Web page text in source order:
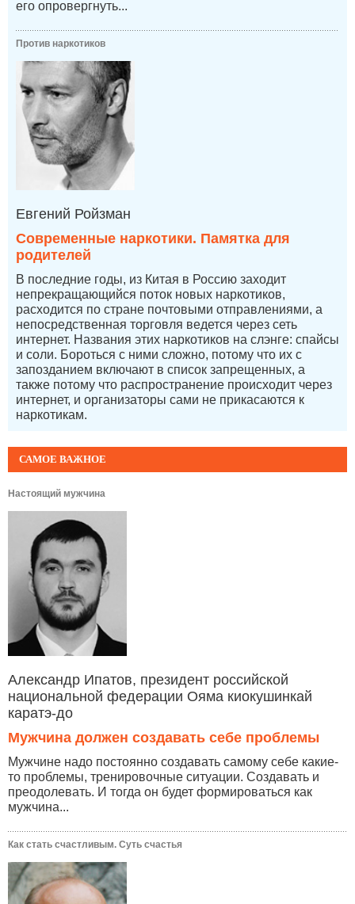
САМОЕ ВАЖНОЕ
Настоящий мужчина
Александр Ипатов, президент российской
национальной федерации Ояма киокушинкай
каратэ-до
Мужчина должен создавать себе проблемы
Мужчине надо постоянно создавать самому себе какие-
то проблемы, тренировочные ситуации. Создавать и
преодолевать. И тогда он будет формироваться как
мужчина...
Как стать счастливым. Суть счастья
его опровергнуть...
Против наркотиков
Евгений Ройзман
Современные наркотики. Памятка для
родителей
В последние годы, из Китая в Россию заходит
непрекращающийся поток новых наркотиков,
расходится по стране почтовыми отправлениями, а
непосредственная торговля ведется через сеть
интернет. Названия этих наркотиков на слэнге: спайсы
и соли. Бороться с ними сложно, потому что их с
запозданием включают в список запрещенных, а
также потому что распространение происходит через
интернет, и организаторы сами не прикасаются к
наркотикам.